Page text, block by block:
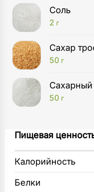
Соль
2 г
Сахар
50 г
50 г
2 шт
Сковорода
1 шт
молоком.
Затем,
Пищевая
Калорийность
Белки